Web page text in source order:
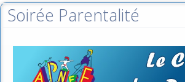
Soirée Parentalité